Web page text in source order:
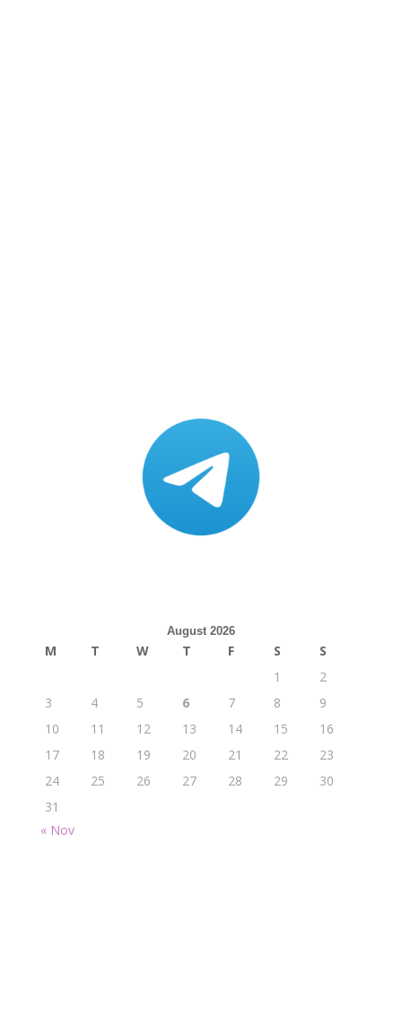
August 2026
M T W T F S
S
1
2
3
4 5 6 7 8
9
10
11 12 13 14 15
16
17
18 19 20 21 22
23
24
25 26 27 28 29
30
31
« Nov